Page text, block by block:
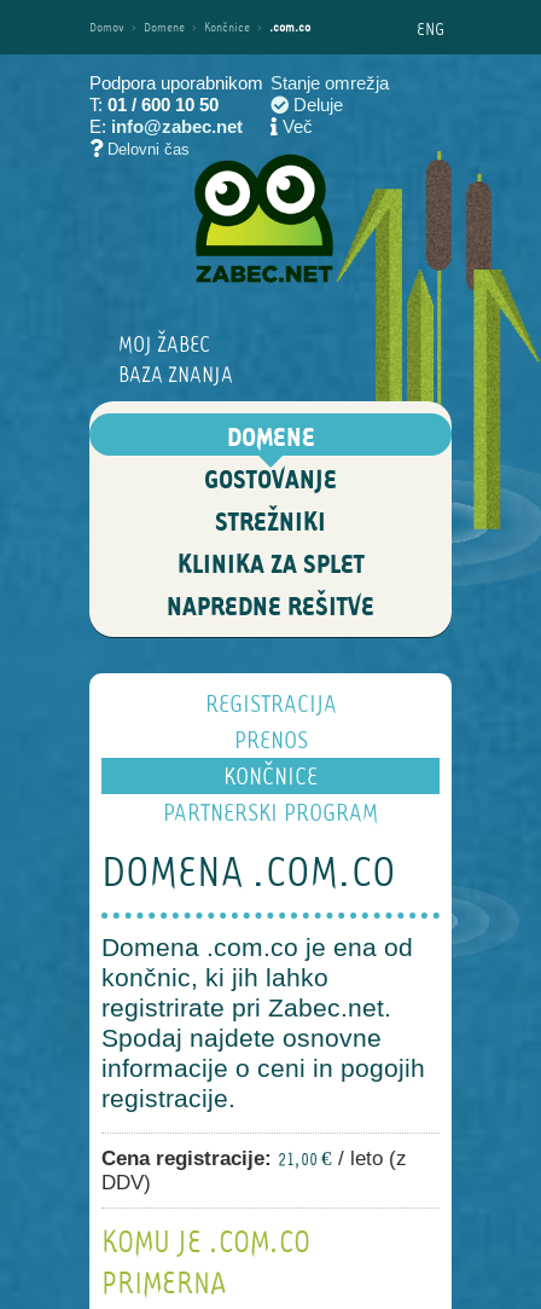
Domov › Domene › Končnice › .com.co ENG
Podpora uporabnikom
T: 01 / 600 10 50
E: info@zabec.net
Delovni čas
Stanje omrežja
Deluje
Več
MOJ ŽABEC
BAZA ZNANJA
DOMENE
GOSTOVANJE
STREŽNIKI
KLINIKA ZA SPLET
NAPREDNE REŠITVE
REGISTRACIJA
PRENOS
KONČNICE
PARTNERSKI PROGRAM
DOMENA .COM.CO
Domena .com.co je ena od
končnic, ki jih lahko
registrirate pri Zabec.net.
Spodaj najdete osnovne
informacije o ceni in pogojih
registracije.
Cena registracije: 21,00 € / leto (z
DDV)
KOMU JE .COM.CO
PRIMERNA